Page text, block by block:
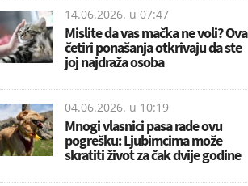
14.06.2026. u 07:47
Mislite da vas mačka ne voli? Ova
četiri ponašanja otkrivaju da ste
joj najdraža osoba
04.06.2026. u 10:19
Mnogi vlasnici pasa rade ovu
pogrešku: Ljubimcima može
skratiti život za čak dvije godine